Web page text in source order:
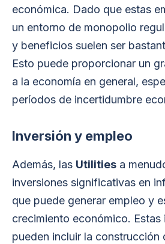
económica. Dado que estas
un entorno de monopolio
y beneficios suelen ser
Esto puede proporcionar un
a la economía en general,
períodos de incertidumbre
Inversión y empleo
Además, las Utilities a
inversiones significativas en
que puede generar empleo y
crecimiento económico. Estas
pueden incluir la construcción